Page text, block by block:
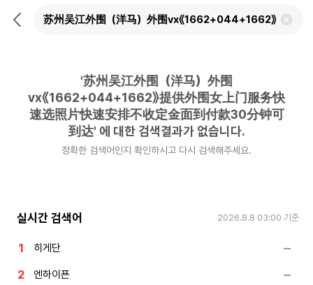
뒤
검
'苏州吴江外围（洋马）外围
vx《1662+044+1662》提供外围女上门服务快
速选照片快速安排不收定金面到付款30分钟可
到达' 에 대한 검색결과가 없습니다.
정확한 검색어인지 확인하시고 다시 검색해주세요.
실시간 검색어 2026.8.8 03:00 기준
히게단
엔하이픈